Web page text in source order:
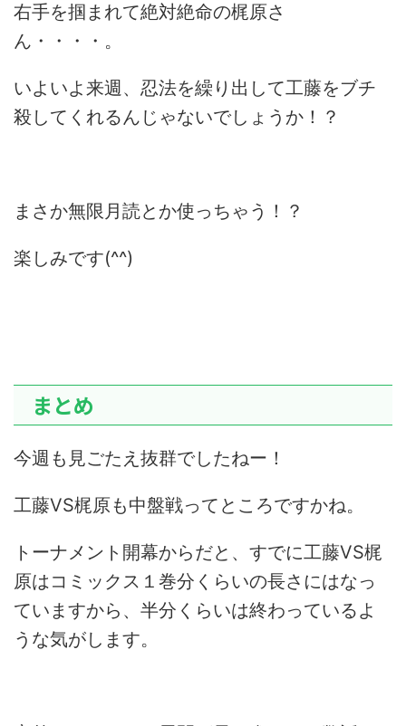
右手を掴まれて絶対絶命の梶原さ
ん・・・・。
いよいよ来週、忍法を繰り出して工藤をブチ
殺してくれるんじゃないでしょうか！？
まさか無限月読とか使っちゃう！？
楽しみです(^^)
まとめ
今週も見ごたえ抜群でしたねー！
工藤VS梶原も中盤戦ってところですかね。
トーナメント開幕からだと、すでに工藤VS梶
原はコミックス１巻分くらいの長さにはなっ
ていますから、半分くらいは終わっているよ
うな気がします。